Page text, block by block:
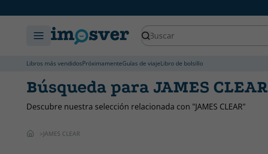
Libros más vendidosPróximamenteGuías de viajeLibro de bolsillo
Búsqueda para JAMES CLEAR
Descubre nuestra selección relacionada con "JAMES CLEAR"
JAMES CLEAR